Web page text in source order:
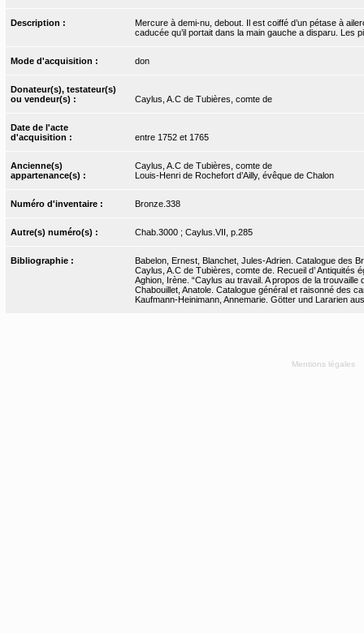
Description :
Mercure à demi-nu, debout. Il est coiffé d’un pétase à
caducée qu’il portait dans la main gauche a disparu. Les
Mode d'acquisition : don
Donateur(s), testateur(s)
ou vendeur(s) :
Caylus, A.C de Tubières, comte de
Date de l'acte
d'acquisition :
entre 1752 et 1765
Ancienne(s)
appartenance(s) :
Caylus, A.C de Tubières, comte de
Louis-Henri de Rochefort d’Ailly, évêque de Chalon
Numéro d'inventaire : Bronze.338
Autre(s) numéro(s) : Chab.3000 ; Caylus.VII, p.285
Bibliographie :
Babelon, Ernest, Blanchet, Jules-Adrien. Catalogue des
Caylus, A.C de Tubières, comte de. Recueil d’
Aghion, Irène. “Caylus au travail. A propos de la trouvaille
Chabouillet, Anatole. Catalogue général et raisonné des
Kaufmann-Heinimann, Annemarie. Götter und Lararien
Mentions légales